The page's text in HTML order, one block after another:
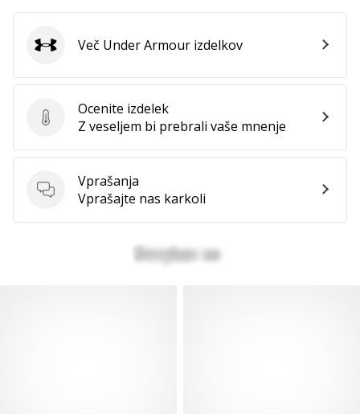
Ocenite izdelek
Ocenite izdelek
Z veseljem bi prebrali vaše mnenje
Vprašanja
Vprašanja
Vprašajte nas karkoli
Under Armour
Več Under Armour izdelkov